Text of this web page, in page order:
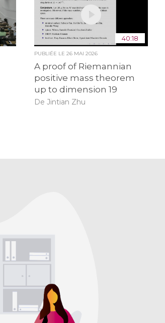
40:18
PUBLIÉE LE 26 MAI 2026
A proof of Riemannian
positive mass theorem
up to dimension 19
De Jintian Zhu